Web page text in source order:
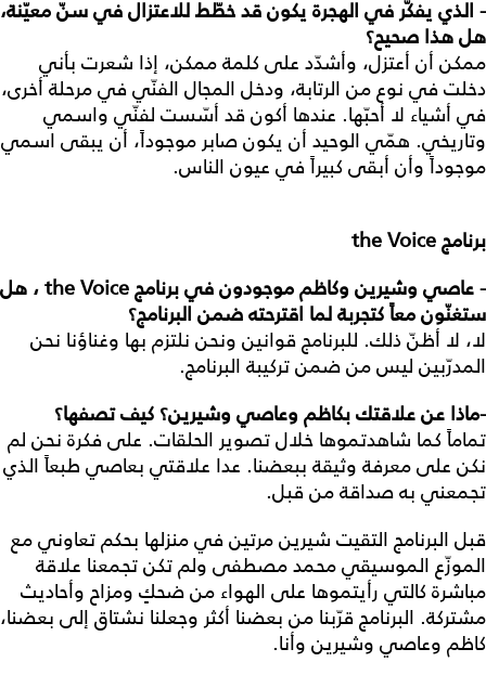
- الذي يفكّر في الهجرة يكون قد خطّط للاعتزال في سنّ معيّنة،
هل هذا صحيح؟
ممكن أن أعتزل، وأشدّد على كلمة ممكن، إذا شعرت بأني
دخلت في نوع من الرتابة، ودخل المجال الفنّي في مرحلة أخرى،
في أشياء لا أحبّها. عندها أكون قد أسّست لفنّي واسمي
وتاريخي. همّي الوحيد أن يكون صابر موجوداً، أن يبقى اسمي
موجوداً وأن أبقى كبيراً في عيون الناس.
برنامجthe Voice
- عاصي وشيرين وكاظم موجودون في برنامجthe Voice، هل
ستغنّون معاً كتجربة لما اقترحته ضمن البرنامج؟
لا، لا أظنّ ذلك. للبرنامج قوانين ونحن نلتزم بها وغناؤنا نحن
المدرّبين ليس من ضمن تركيبة البرنامج.
-ماذا عن علاقتك بكاظم وعاصي وشيرين؟ كيف تصفها؟
تماماً كما شاهدتموها خلال تصوير الحلقات. على فكرة نحن لم
نكن على معرفة وثيقة ببعضنا. عدا علاقتي بعاصي طبعاً الذي
تجمعني به صداقة من قبل.
قبل البرنامج التقيت شيرين مرتين في منزلها بحكم تعاوني مع
الموزّع الموسيقي محمد مصطفى ولم تكن تجمعنا علاقة
مباشرة كالتي رأيتموها على الهواء من ضحكٍ ومزاح وأحاديث
مشتركة. البرنامج قرّبنا من بعضنا أكثر وجعلنا نشتاق إلى بعضنا،
كاظم وعاصي وشيرين وأنا.